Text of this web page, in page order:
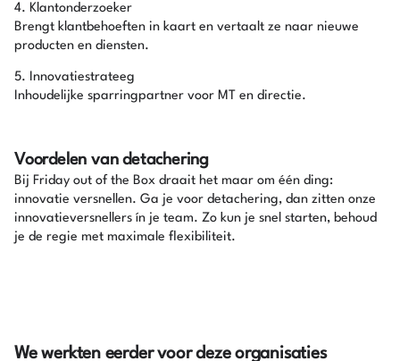
4. Klantonderzoeker
Brengt klantbehoeften in kaart en vertaalt ze naar nieuwe
producten en diensten.
5. Innovatiestrateeg
Inhoudelijke sparringpartner voor MT en directie.
Voordelen van detachering
Bij Friday out of the Box draait het maar om één ding:
innovatie versnellen. Ga je voor detachering, dan zitten onze
innovatieversnellers ín je team. Zo kun je snel starten, behoud
je de regie met maximale flexibiliteit.
We werkten eerder voor deze organisaties